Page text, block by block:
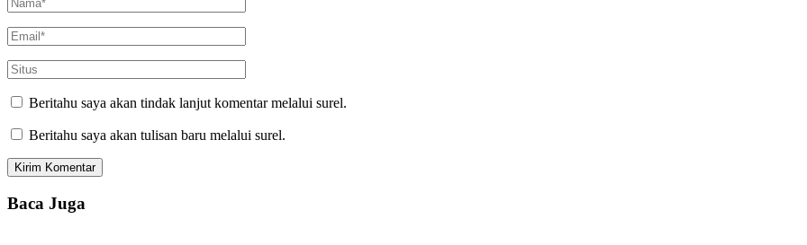
Beritahu saya akan tindak lanjut komentar melalui surel.
Beritahu saya akan tulisan baru melalui surel.
Baca Juga